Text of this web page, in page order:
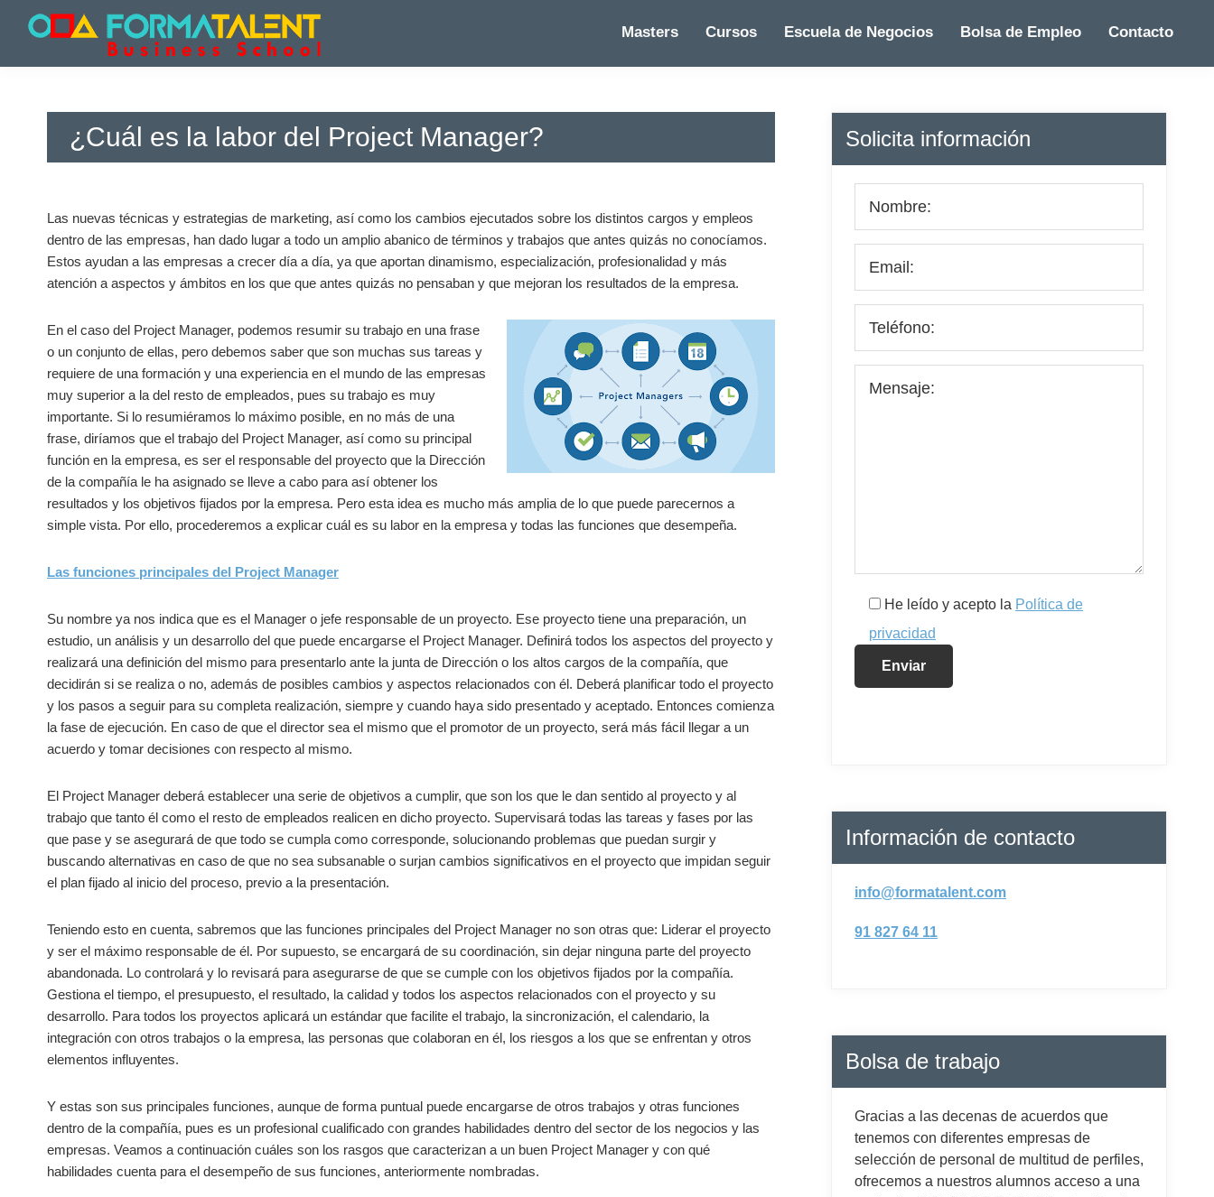
Cursos
Master
Madrid
Master
Madrid
Masters Cursos Escuela de Negocios Bolsa de Empleo Contacto
¿Cuál es la labor del Project Manager?
Las nuevas técnicas y estrategias de marketing, así como los cambios ejecutados sobre los distintos cargos y empleos
dentro de las empresas, han dado lugar a todo un amplio abanico de términos y trabajos que antes quizás no conocíamos.
Estos ayudan a las empresas a crecer día a día, ya que aportan dinamismo, especialización, profesionalidad y más
atención a aspectos y ámbitos en los que que antes quizás no pensaban y que mejoran los resultados de la empresa.
En el caso del Project Manager, podemos resumir su trabajo en una frase
o un conjunto de ellas, pero debemos saber que son muchas sus tareas y
requiere de una formación y una experiencia en el mundo de las empresas
muy superior a la del resto de empleados, pues su trabajo es muy
importante. Si lo resumiéramos lo máximo posible, en no más de una
frase, diríamos que el trabajo del Project Manager, así como su principal
función en la empresa, es ser el responsable del proyecto que la Dirección
de la compañía le ha asignado se lleve a cabo para así obtener los
resultados y los objetivos fijados por la empresa. Pero esta idea es mucho más amplia de lo que puede parecernos a
simple vista. Por ello, procederemos a explicar cuál es su labor en la empresa y todas las funciones que desempeña.
Las funciones principales del Project Manager
Su nombre ya nos indica que es el Manager o jefe responsable de un proyecto. Ese proyecto tiene una preparación, un
estudio, un análisis y un desarrollo del que puede encargarse el Project Manager. Definirá todos los aspectos del proyecto y
realizará una definición del mismo para presentarlo ante la junta de Dirección o los altos cargos de la compañía, que
decidirán si se realiza o no, además de posibles cambios y aspectos relacionados con él. Deberá planificar todo el proyecto
y los pasos a seguir para su completa realización, siempre y cuando haya sido presentado y aceptado. Entonces comienza
la fase de ejecución. En caso de que el director sea el mismo que el promotor de un proyecto, será más fácil llegar a un
acuerdo y tomar decisiones con respecto al mismo.
El Project Manager deberá establecer una serie de objetivos a cumplir, que son los que le dan sentido al proyecto y al
trabajo que tanto él como el resto de empleados realicen en dicho proyecto. Supervisará todas las tareas y fases por las
que pase y se asegurará de que todo se cumpla como corresponde, solucionando problemas que puedan surgir y
buscando alternativas en caso de que no sea subsanable o surjan cambios significativos en el proyecto que impidan seguir
el plan fijado al inicio del proceso, previo a la presentación.
Teniendo esto en cuenta, sabremos que las funciones principales del Project Manager no son otras que: Liderar el proyecto
y ser el máximo responsable de él. Por supuesto, se encargará de su coordinación, sin dejar ninguna parte del proyecto
abandonada. Lo controlará y lo revisará para asegurarse de que se cumple con los objetivos fijados por la compañía.
Gestiona el tiempo, el presupuesto, el resultado, la calidad y todos los aspectos relacionados con el proyecto y su
desarrollo. Para todos los proyectos aplicará un estándar que facilite el trabajo, la sincronización, el calendario, la
integración con otros trabajos o la empresa, las personas que colaboran en él, los riesgos a los que se enfrentan y otros
elementos influyentes.
Y estas son sus principales funciones, aunque de forma puntual puede encargarse de otros trabajos y otras funciones
dentro de la compañía, pues es un profesional cualificado con grandes habilidades dentro del sector de los negocios y las
empresas. Veamos a continuación cuáles son los rasgos que caracterizan a un buen Project Manager y con qué
habilidades cuenta para el desempeño de sus funciones, anteriormente nombradas.
Barra
lateral
principal
Solicita información
He leído y acepto la Política de
privacidad
Información de contacto
info@formatalent.com
91 827 64 11
Bolsa de trabajo
Gracias a las decenas de acuerdos que
tenemos con diferentes empresas de
selección de personal de multitud de perfiles,
ofrecemos a nuestros alumnos acceso a una